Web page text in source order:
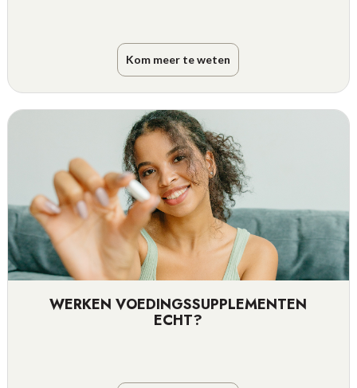
Kom meer te weten
WERKEN VOEDINGSSUPPLEMENTEN
ECHT?